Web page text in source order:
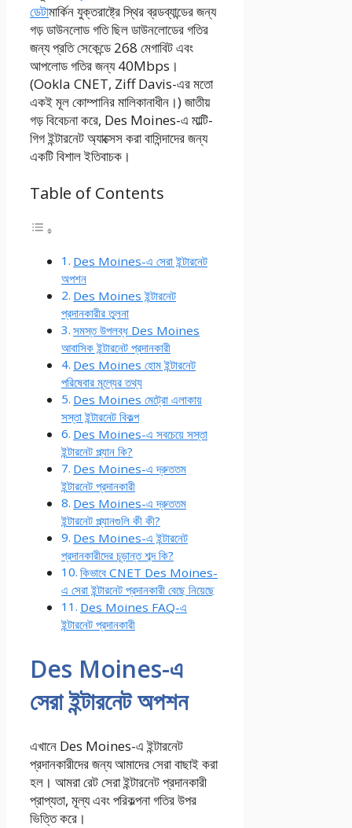
ডেটামার্কিন যুক্তরাষ্ট্রে স্থির ব্রডব্যান্ডের জন্য
গড় ডাউনলোড গতি ছিল ডাউনলোডের গতির
জন্য প্রতি সেকেন্ডে 268 মেগাবিট এবং
আপলোড গতির জন্য 40Mbps।
(Ookla CNET, Ziff Davis-এর মতো
একই মূল কোম্পানির মালিকানাধীন।) জাতীয়
গড় বিবেচনা করে, Des Moines-এ মাল্টি-
গিগ ইন্টারনেট অ্যাক্সেস করা বাসিন্দাদের জন্য
একটি বিশাল ইতিবাচক।
Table of Contents
Des Moines-এ সেরা ইন্টারনেট
অপশন
Des Moines ইন্টারনেট
প্রদানকারীর তুলনা
সমস্ত উপলব্ধ Des Moines
আবাসিক ইন্টারনেট প্রদানকারী
Des Moines হোম ইন্টারনেট
পরিষেবার মূল্যের তথ্য
Des Moines মেট্রো এলাকায়
সস্তা ইন্টারনেট বিকল্প
Des Moines-এ সবচেয়ে সস্তা
ইন্টারনেট প্ল্যান কি?
Des Moines-এ দ্রুততম
ইন্টারনেট প্রদানকারী
Des Moines-এ দ্রুততম
ইন্টারনেট প্ল্যানগুলি কী কী?
Des Moines-এ ইন্টারনেট
প্রদানকারীদের চূড়ান্ত শব্দ কি?
কিভাবে CNET Des Moines-
এ সেরা ইন্টারনেট প্রদানকারী বেছে নিয়েছে
Des Moines FAQ-এ
ইন্টারনেট প্রদানকারী
Des Moines-এ
সেরা ইন্টারনেট অপশন
এখানে Des Moines-এ ইন্টারনেট
প্রদানকারীদের জন্য আমাদের সেরা বাছাই করা
হল। আমরা রেটসেরা ইন্টারনেট প্রদানকারী
প্রাপ্যতা, মূল্য এবং পরিকল্পনা গতির উপর
ভিত্তি করে।